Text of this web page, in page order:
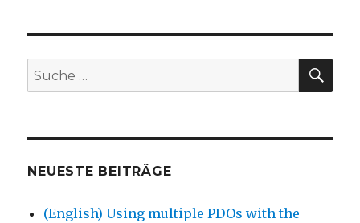
Suche
nach:
NEUESTE BEITRÄGE
(English) Using multiple PDOs with the